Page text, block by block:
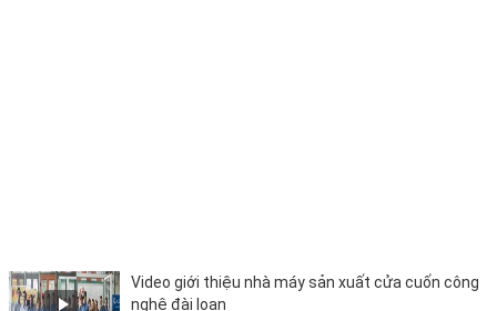
Video giới thiệu nhà máy sản xuất cửa cuốn công
nghệ đài loan